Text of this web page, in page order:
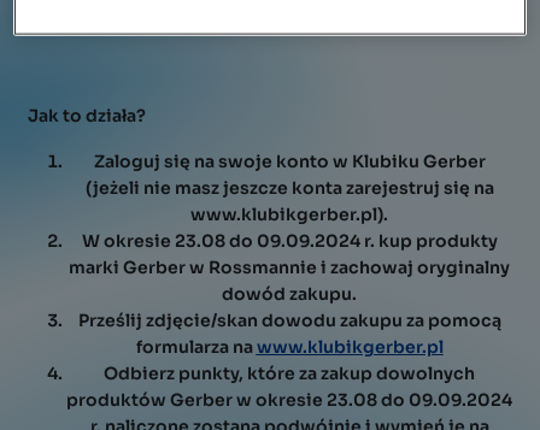
Jak to działa?
Zaloguj się na swoje konto w Klubiku Gerber
(jeżeli nie masz jeszcze konta zarejestruj się na
www.klubikgerber.pl).
W okresie 23.08 do 09.09.2024 r. kup produkty
marki Gerber w Rossmannie i zachowaj oryginalny
dowód zakupu.
Prześlij zdjęcie/skan dowodu zakupu za pomocą
formularza nawww.klubikgerber.pl
Odbierz punkty, które za zakup dowolnych
produktów Gerber w okresie 23.08 do 09.09.2024